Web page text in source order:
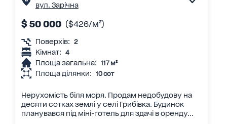
вул. Зарічна
$ 50 000 ($426/м²)
Поверхів: 2
Кімнат: 4
Площа загальна: 117 м²
Площа ділянки: 10 сот
Нерухомість біля моря. Продам недобудову на
десяти сотках землі у селі Грибівка. Будинок
планувався під міні-готель для здачі в оренду...